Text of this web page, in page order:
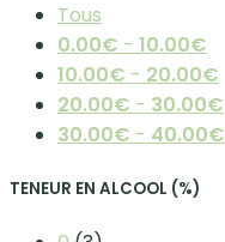
Tous
0.00€ - 10.00€
10.00€ - 20.00€
20.00€ - 30.00€
30.00€ - 40.00€
TENEUR EN ALCOOL (%)